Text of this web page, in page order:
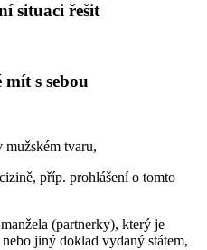
situaci řešit
s sebou
mužském tvaru,
příp. prohlášení o tomto
(partnerky), který je
jiný doklad vydaný státem,